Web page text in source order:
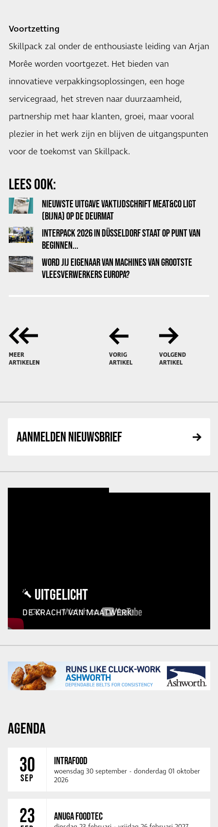
Voortzetting
Skillpack zal onder de enthousiaste leiding van Arjan
Morêe worden voortgezet. Het bieden van
innovatieve verpakkingsoplossingen, een hoge
servicegraad, het streven naar duurzaamheid,
partnership met haar klanten, groei, maar vooral
plezier in het werk zijn en blijven de uitgangspunten
voor de toekomst van Skillpack.
LEES OOK:
NIEUWSTE UITGAVE VAKTIJDSCHRIFT MEAT&CO LIGT
(BIJNA) OP DE DEURMAT
INTERPACK 2026 IN DÜSSELDORF STAAT OP PUNT VAN
BEGINNEN...
WORD JIJ EIGENAAR VAN MACHINES VAN GROOTSTE
VLEESVERWERKERS EUROPA?
MEER
ARTIKELEN
VORIG
ARTIKEL
VOLGEND
ARTIKEL
AANMELDEN NIEUWSBRIEF
UITGELICHT
DE KRACHT VAN MAATWERK!
AGENDA
30
SEP
INTRAFOOD
woensdag 30 september - donderdag 01 oktober
2026
23 ANUGA FOODTEC